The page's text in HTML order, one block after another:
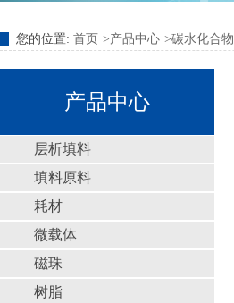
您的位置: 首页 产品中心 碳水化合物
产品中心
层析填料
填料原料
耗材
微载体
磁珠
树脂